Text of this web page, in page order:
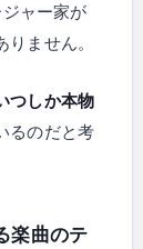
ャー家が
ません。
つしか本物
るのだと考
楽曲のテ